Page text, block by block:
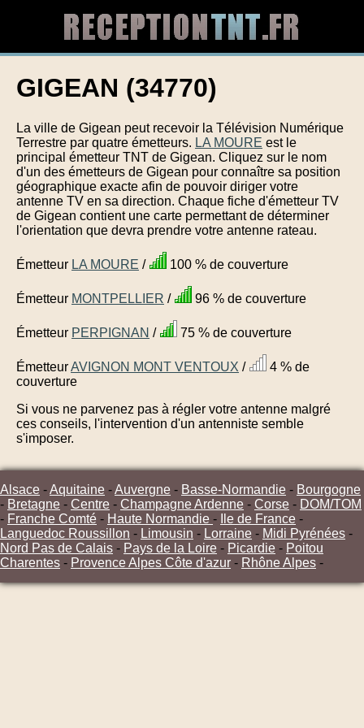
GIGEAN (34770)
La ville de Gigean peut recevoir la Télévision Numérique
Terrestre par quatre émetteurs. LA MOURE est le
principal émetteur TNT de Gigean. Cliquez sur le nom
d'un des émetteurs de Gigean pour connaître sa position
géographique exacte afin de pouvoir diriger votre
antenne TV en sa direction. Chaque fiche d'émetteur TV
de Gigean contient une carte permettant de déterminer
l'orientation que devra prendre votre antenne rateau.
Émetteur LA MOURE / 100 % de couverture
Émetteur MONTPELLIER / 96 % de couverture
Émetteur PERPIGNAN / 75 % de couverture
ÉmetteurAVIGNON MONT VENTOUX /
4 % de
couverture
Si vous ne parvenez pas à régler votre antenne malgré
ces conseils, l'intervention d'un antenniste semble
s'imposer.
Alsace -Aquitaine -Auvergne - Basse-Normandie - Bourgogne
- Bretagne - Centre - Champagne Ardenne - Corse - DOM/TOM
- Franche Comté - Haute Normandie - Ile de France -
Languedoc Roussillon - Limousin - Lorraine - Midi Pyrénées -
Nord Pas de Calais - Pays de la Loire - Picardie - Poitou
Charentes - Provence Alpes Côte d'azur - Rhône Alpes -